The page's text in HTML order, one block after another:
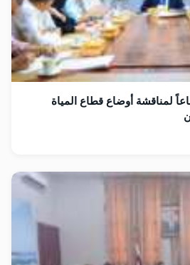
لمناقشة أوضاع قطاع المياة